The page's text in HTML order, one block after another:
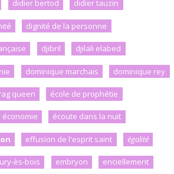
didier bertod didier tauzin
dignité de la personne
djibril djilali elabed
dominique marchais dominique rey
queen école de prophétie
économie écoute dans la nuit
effusion de l'esprit saint égalité
ès-bois embryon enciellement